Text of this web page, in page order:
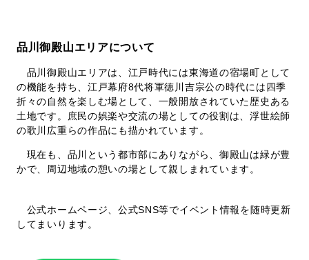
品川御殿山エリアについて
品川御殿山エリアは、江戸時代には東海道の宿場町として
の機能を持ち、江戸幕府8代将軍徳川吉宗公の時代には四季
折々の自然を楽しむ場として、一般開放されていた歴史ある
土地です。庶民の娯楽や交流の場としての役割は、浮世絵師
の歌川広重らの作品にも描かれています。
現在も、品川という都市部にありながら、御殿山は緑が豊
かで、周辺地域の憩いの場として親しまれています。
公式ホームページ、公式SNS等でイベント情報を随時更新
してまいります。